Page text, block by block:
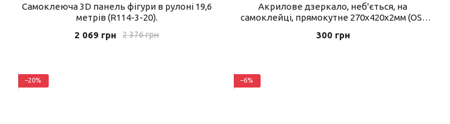
Самоклеюча 3D панель фігури в рулоні 19,6
метрів (R114-3-20).
2 376 грн
2 069 грн
Акрилове дзеркало, неб'ється, на
самоклейці, прямокутне 270х420х2мм (OS-
300 грн
−20% −6%